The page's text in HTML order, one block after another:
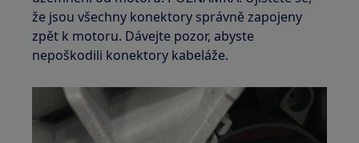
že jsou všechny konektory správně zapojeny
zpět k motoru. Dávejte pozor, abyste
nepoškodili konektory kabeláže.